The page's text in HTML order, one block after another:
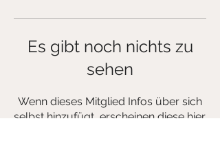
Es gibt noch nichts zu
sehen
Wenn dieses Mitglied Infos über sich
selbst hinzufügt, erscheinen diese hier.